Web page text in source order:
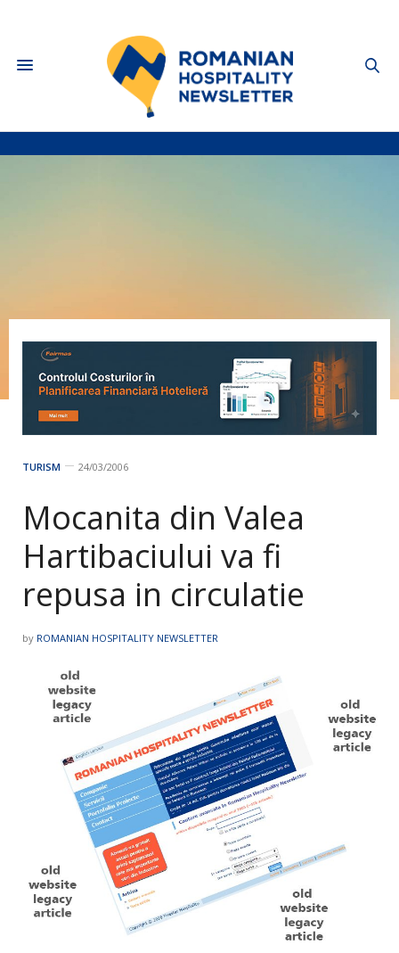
TURISM 24/03/2006
Mocanita din Valea
Hartibaciului va fi
repusa in circulatie
by ROMANIAN HOSPITALITY NEWSLETTER